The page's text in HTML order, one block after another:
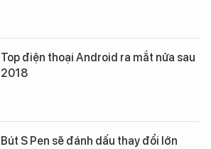
Top điện thoại Android ra mắt nửa sau
2018
Bút S Pen sẽ đánh dấu thay đổi lớn